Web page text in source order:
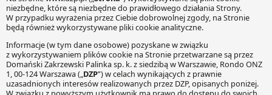
Kumkowska
Kompleksowe uregulowanie wykonywania zawodu
farmaceuty to bez wątpienia główny przedmiot i cel Ustawy
o zawodzie farmaceuty. Zwiększa ona bowiem zakres
uprawnień farmaceutów i wzmacnia ich pozycję na rynku
ochrony zdrowia publicznego. W kwestii nowych kompetencji